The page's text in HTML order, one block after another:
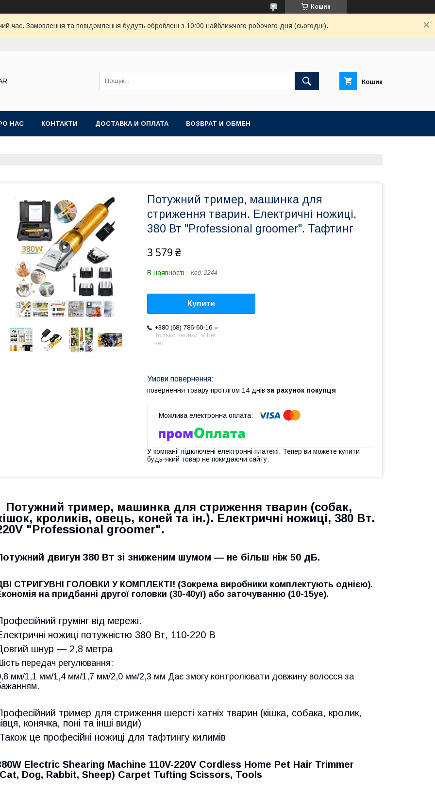
Кошик
час. Замовлення та повідомлення будуть оброблені з 10:00 найближчого робочого дня (сьогодні).
Кошик
НАС КОНТАКТИ ДОСТАВКА И ОПЛАТА ВОЗВРАТ И ОБМЕН
Потужний тример, машинка для
стриження тварин. Електричні ножиці,
380 Вт "Professional groomer". Тафтинг
3 579 ₴
В наявності Код: 2244
Купити
+380 (68) 786-60-16
Только звонки. Viber
нет.
повернення товару протягом 14 днів за рахунок покупця
У компанії підключені електронні платежі. Тепер ви можете купити
будь-який товар не покидаючи сайту.
Потужний тример, машинка для стриження тварин (собак,
кроликів, овець, коней та ін.). Електричні ножиці, 380 Вт.
"Professional groomer".
двигун 380 Вт зі зниженим шумом — не більш ніж 50 дБ.
СТРИГУВНІ ГОЛОВКИ У КОМПЛЕКТІ! (Зокрема виробники комплектують однією).
на придбанні другої головки (30-40уї) або заточуванню (10-15уе).
грумінг від мережі.
ножиці потужністю 380 Вт, 110-220 В
шнур — 2,8 метра
передач регулювання:
мм/1,1 мм/1,4 мм/1,7 мм/2,0 мм/2,3 мм Дає змогу контролювати довжину волосся за
тример для стриження шерсті хатніх тварин (кішка, собака, кролик,
конячка, поні та інші види)
це професійні ножиці для тафтингу килимів
Electric Shearing Machine 110V-220V Cordless Home Pet Hair Trimmer
Dog, Rabbit, Sheep) Carpet Tufting Scissors, Tools